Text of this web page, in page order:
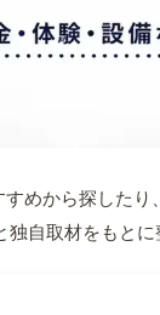
めから探した
自取材をもとに